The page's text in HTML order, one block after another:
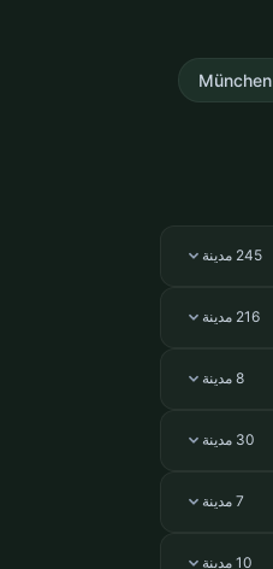
München
245 مدينة
216 مدينة
8 مدينة
30 مدينة
7 مدينة
10 مدينة